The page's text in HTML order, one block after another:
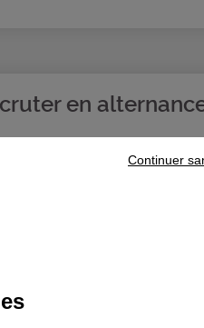
en
Continuer